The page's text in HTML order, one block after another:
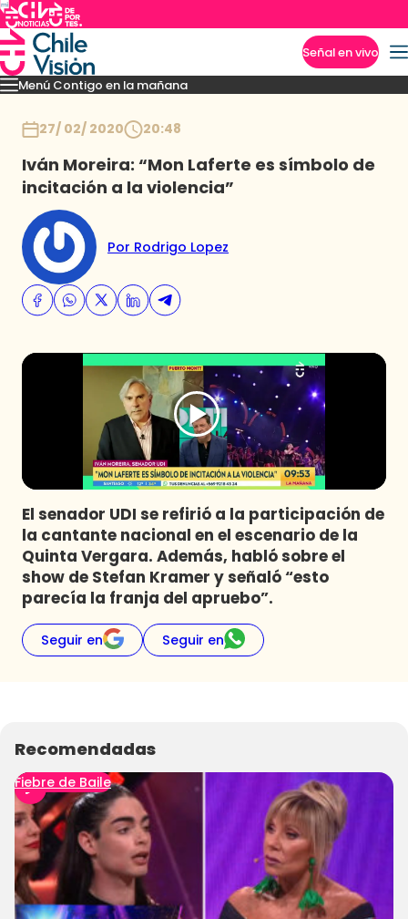
Señal en vivo
Menú Contigo en la mañana
MomentosReportajesDenunciasPolicialPolíticaEspectáculo
27/ 02/ 2020 20:48
Iván Moreira: “Mon Laferte es símbolo de
incitación a la violencia”
Por Rodrigo Lopez
El senador UDI se refirió a la participación de
la cantante nacional en el escenario de la
Quinta Vergara. Además, habló sobre el
show de Stefan Kramer y señaló “esto
parecía la franja del apruebo”.
Seguir en Seguir en
Recomendadas
Fiebre de Baile
Imperdibles
Programas
Club De La Comedia
Contigo en Directo
Plan Perfecto
El Tiempo
Sabingo
Todos Los Programas